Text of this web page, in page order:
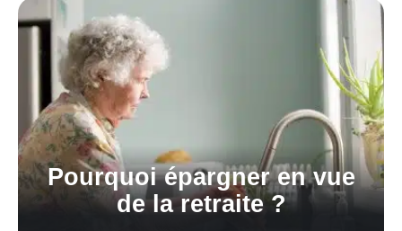
Pourquoi épargner en vue
de la retraite ?